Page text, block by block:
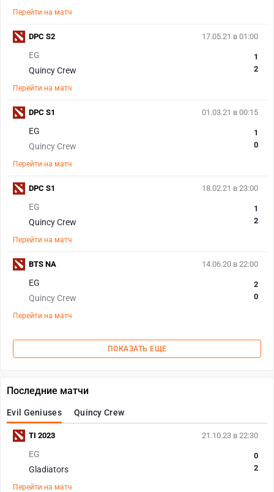
Перейти на матч
17.05.21 в 01:00
EG
Quincy Crew
1
2
Перейти на матч
DPC S2
01.03.21 в 00:15
EG
Quincy Crew
1
0
Перейти на матч
DPC S1
18.02.21 в 23:00
EG
Quincy Crew
1
2
Перейти на матч
DPC S1
14.06.20 в 22:00
EG
Quincy Crew
2
0
Перейти на матч
BTS NA
ПОКАЗАТЬ ЕЩЕ
Последние матчи
Evil Geniuses Quincy Crew
21.10.23 в 22:30
EG
Gladiators
0
2
Перейти на матч
TI 2023